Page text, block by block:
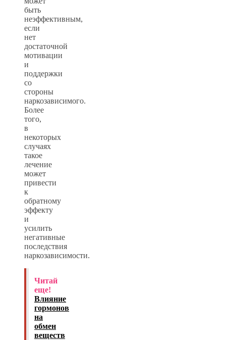
быть
неэффективным,
если
нет
достаточной
мотивации
и
поддержки
со
стороны
наркозависимого.
Более
того,
в
некоторых
случаях
такое
лечение
может
привести
к
обратному
эффекту
и
усилить
негативные
последствия
наркозависимости.
Читай
еще!
Влияние
гормонов
на
обмен
веществ